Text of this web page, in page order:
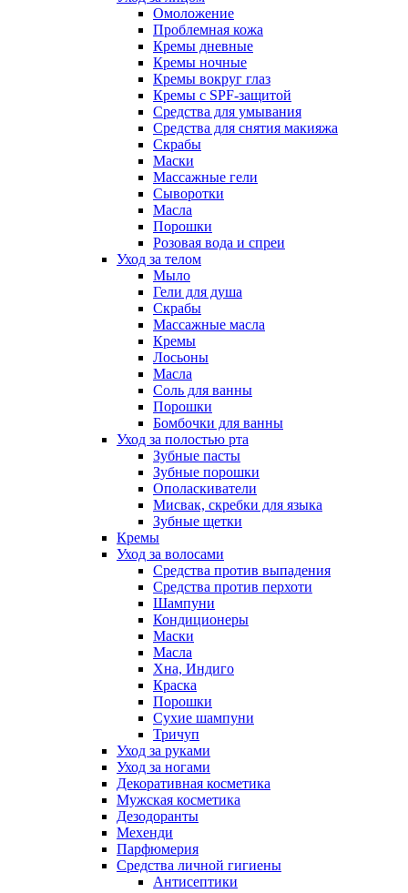
Омоложение
Проблемная кожа
Кремы дневные
Кремы ночные
Кремы вокруг глаз
Кремы с SPF-защитой
Средства для умывания
Средства для снятия макияжа
Скрабы
Маски
Массажные гели
Сыворотки
Масла
Порошки
Розовая вода и спреи
Уход за телом
Мыло
Гели для душа
Скрабы
Массажные масла
Кремы
Лосьоны
Масла
Соль для ванны
Порошки
Бомбочки для ванны
Уход за полостью рта
Зубные пасты
Зубные порошки
Ополаскиватели
Мисвак, скребки для языка
Зубные щетки
Кремы
Уход за волосами
Средства против выпадения
Средства против перхоти
Шампуни
Кондиционеры
Маски
Масла
Хна, Индиго
Краска
Порошки
Сухие шампуни
Тричуп
Уход за руками
Уход за ногами
Декоративная косметика
Мужская косметика
Дезодоранты
Мехенди
Парфюмерия
Средства личной гигиены
Антисептики